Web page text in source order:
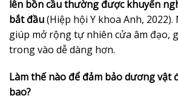
lên bồn cầu thường được khuyến
bắt đầu(Hiệp hội Y khoa Anh,
giúp mở rộng tự nhiên cửa âm đạo,
trong vào dễ dàng hơn.
Làm thế nào để đảm bảo dương vật
bao?